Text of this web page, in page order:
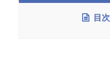
目次